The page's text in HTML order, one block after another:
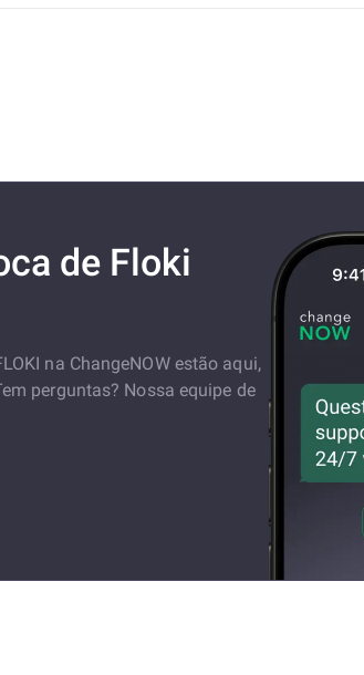
de Floki
na ChangeNOW estão aqui,
perguntas? Nossa equipe de